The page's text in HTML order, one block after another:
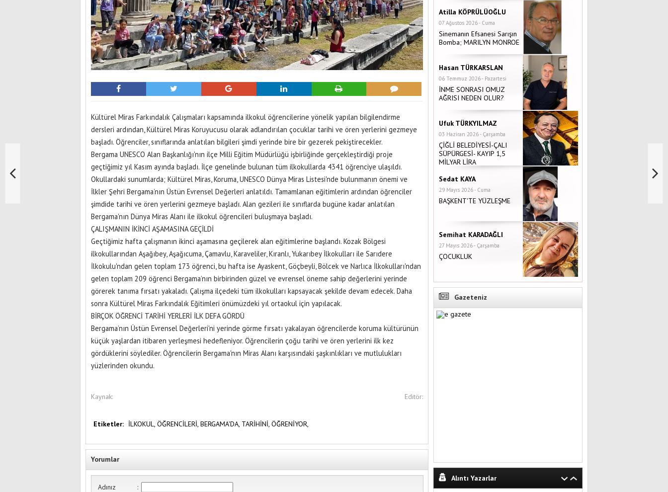
Kültürel Miras Farkındalık Çalışmaları kapsamında ilkokul öğrencilerine yönelik yapılan bilgilendirme
dersleri ardından, Kültürel Miras Koruyucusu olarak adlandırılan çocuklar tarihi ve ören yerlerini gezmeye
başladı. Öğrenciler, sınıflarında anlatılan bilgileri şimdi yerinde bire bir gezerek pekiştirecekler.
Bergama UNESCO Alan Başkanlığı'nın ilçe Milli Eğitim Müdürlüğü işbirliğinde gerçekleştirdiği proje
geçtiğimiz yıl Kasım ayında başladı. İlçe genelinde bulunan tüm ilkokullarda 4341 öğrenciye ulaşıldı.
Okullardaki sunumlarda; Kültürel Miras, Koruma, UNESCO Dünya Miras Listesi'nde bulunmanın önemi ve
İlkler Şehri Bergama’nın Üstün Evrensel Değerleri anlatıldı. Tamamlanan eğitimlerin ardından öğrenciler
şimdide tarihi ve ören yerlerini gezmeye başladı. Alan gezileri ile sınıflarda bugüne kadar anlatılan
Bergama'nın Dünya Miras Alanı ile ilkokul öğrencileri buluşmaya başladı.
ÇALIŞMANIN İKİNCİ AŞAMASINA GEÇİLDİ
Geçtiğimiz hafta çalışmanın ikinci aşamasına geçilerek alan eğitimlerine başlandı. Kozak Bölgesi
ilkokullarından Aşağıbey, Aşağıcuma, Çamavlu, Karaveliler, Kıranlı, Yukarıbey İlkokulları ile Sarıdere
İlkokulu'ndan gelen toplam 173 öğrenci, bu hafta ise Ayaskent, Göçbeyli, Bölcek ve Narlıca İlkokulları'ndan
gelen toplam 209 öğrenci Bergama’nın birbirinden güzel ve evrensel öneme sahip değerlerini yerinde
görerek tanıma fırsatı yakaladı. Çalışma ilçedeki tüm ilkokulları kapsayacak şekilde devam edecek. Daha
sonra Kültürel Miras Farkındalık Eğitimleri önümüzdeki yıl ortaokul için yapılacak.
BİRÇOK ÖĞRENCİ TARİHİ YERLERİ İLK DEFA GÖRDÜ
Bergama’nın Üstün Evrensel Değerleri'ni yerinde görme fırsatı yakalayan öğrencilerde koruma kültürünün
küçük yaşlardan itibaren yerleşmesi hedefleniyor. Öğrencilerin çoğu tarihi ve ören yerlerini ilk kez
gördüklerini söylediler. Öğrencilerin Bergama'nın Miras Alanı karşısındaki şaşkınlıkları ve mutlulukları
yüzlerinden okundu.
Kaynak: Editör:
Etiketler: İLKOKUL, ÖĞRENCİLERİ, BERGAMA'DA, TARİHİNİ, ÖĞRENİYOR,
Yorumlar
Adınız :
Atilla KÖPRÜLÜOĞLU
07 Ağustos 2026 - Cuma
Sinemanın Efsanesi Sarışın
Bomba; MARILYN MONROE
Hasan TÜRKARSLAN
06 Temmuz 2026 - Pazartesi
İNME SONRASI OMUZ
AĞRISI NEDEN OLUR?
Ufuk TÜRKYILMAZ
03 Haziran 2026 - Çarşamba
ÇİĞLİ BELEDİYESİ-ÇALI
SÜPÜRGESİ- KAYIP 1,5
MİLYAR LİRA
Sedat KAYA
29 Mayıs 2026 - Cuma
BAŞKENT'TE YÜZLEŞME
Semihat KARADAĞLI
27 Mayıs 2026 - Çarşamba
ÇOCUKLUK
Gazeteniz
Alıntı Yazarlar